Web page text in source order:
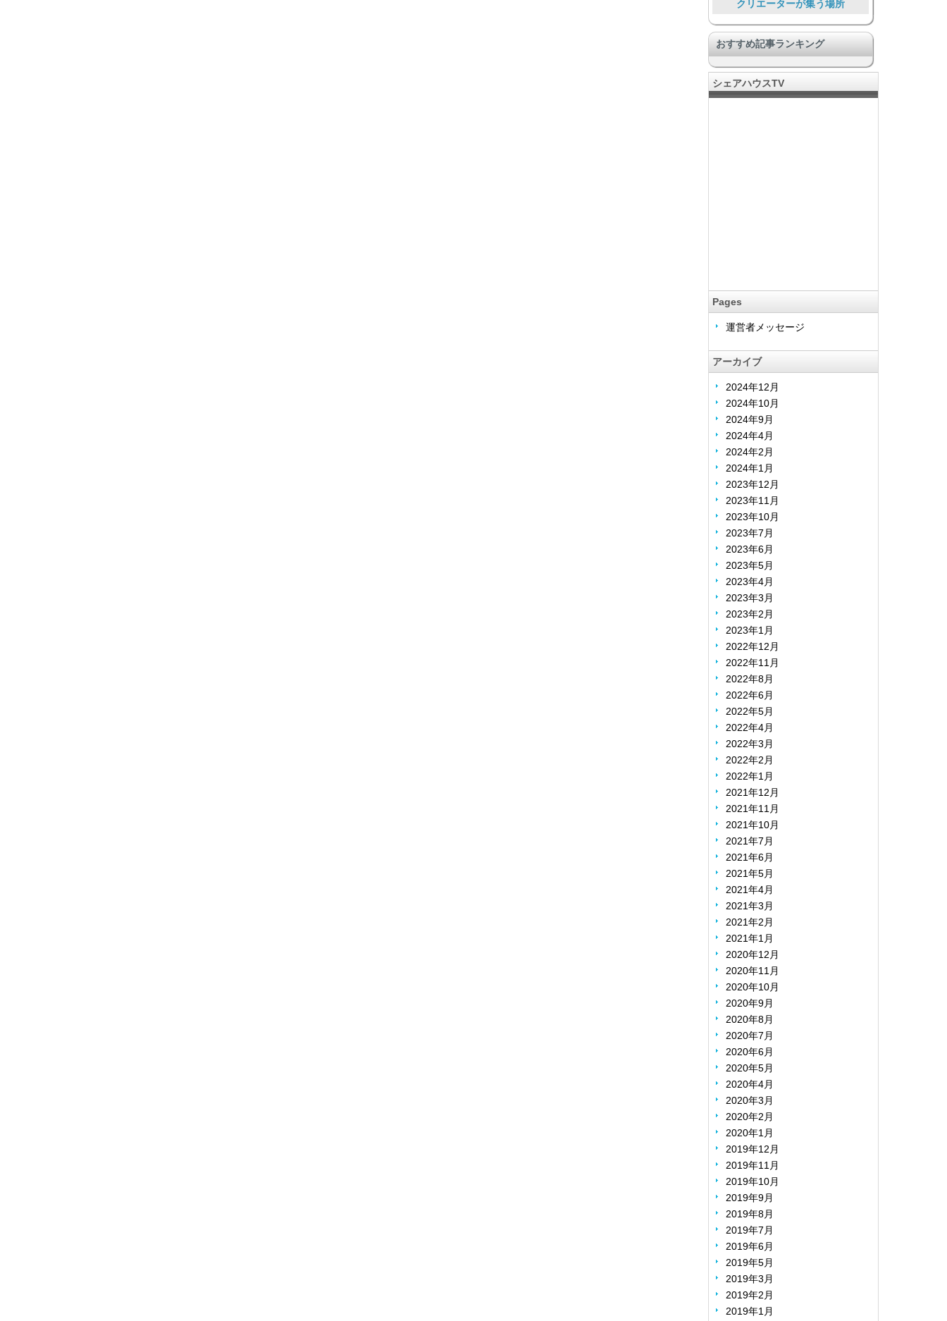
クリエーターが集う場所
Food Lover
安心安全
大勢で暮らす大型物件
おすすめ記事ランキング
シェアハウスTV
Pages
運営者メッセージ
アーカイブ
2024年12月
2024年10月
2024年9月
2024年4月
2024年2月
2024年1月
2023年12月
2023年11月
2023年10月
2023年7月
2023年6月
2023年5月
2023年4月
2023年3月
2023年2月
2023年1月
2022年12月
2022年11月
2022年8月
2022年6月
2022年5月
2022年4月
2022年3月
2022年2月
2022年1月
2021年12月
2021年11月
2021年10月
2021年7月
2021年6月
2021年5月
2021年4月
2021年3月
2021年2月
2021年1月
2020年12月
2020年11月
2020年10月
2020年9月
2020年8月
2020年7月
2020年6月
2020年5月
2020年4月
2020年3月
2020年2月
2020年1月
2019年12月
2019年11月
2019年10月
2019年9月
2019年8月
2019年7月
2019年6月
2019年5月
2019年3月
2019年2月
2019年1月